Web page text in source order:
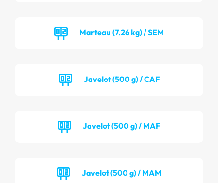
Marteau (7.26 kg) / SEM
Javelot (500 g) / CAF
Javelot (500 g) / MAF
Javelot (500 g) / MAM